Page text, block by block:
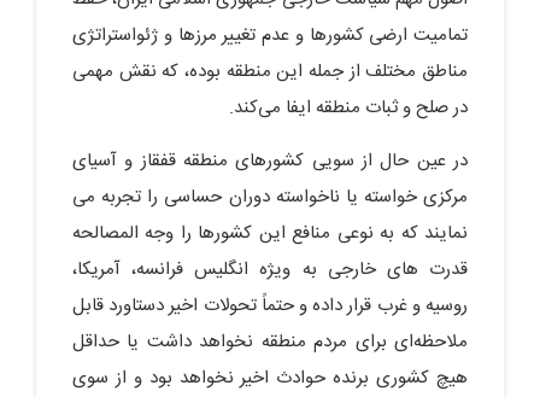
تمامیت ارضی کشورها و عدم تغییر مرزها و ژئواستراتژی
مناطق مختلف از جمله این منطقه بوده، که نقش مهمی
در صلح و ثبات منطقه ایفا می‌کند‌.
در عین حال از سویی کشورهای منطقه قفقاز و آسیای
مرکزی خواسته یا ناخواسته دوران حساسی را تجربه می
نمایند که به نوعی منافع این کشورها را وجه المصالحه
قدرت های خارجی به ویژه انگلیس فرانسه، آمریکا،
روسیه و غرب قرار داده و حتماً تحولات اخیر دستاورد قابل
ملاحظه‌ای برای مردم منطقه نخواهد داشت یا حداقل
هیچ کشوری برنده حوادث اخیر نخواهد بود و از سوی